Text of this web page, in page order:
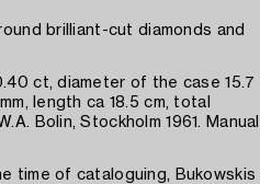
brilliant-cut diamonds and
ct, diameter of the case 15.7
length ca 18.5 cm, total
Bolin, Stockholm 1961. Manual
time of cataloguing, Bukowskis